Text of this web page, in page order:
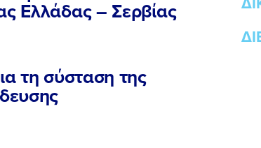
Ελλάδας – Σερβίας
τη σύσταση της